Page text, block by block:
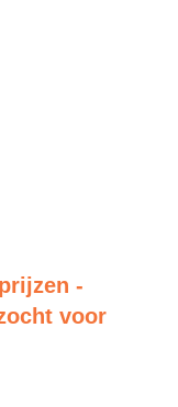
-
voor